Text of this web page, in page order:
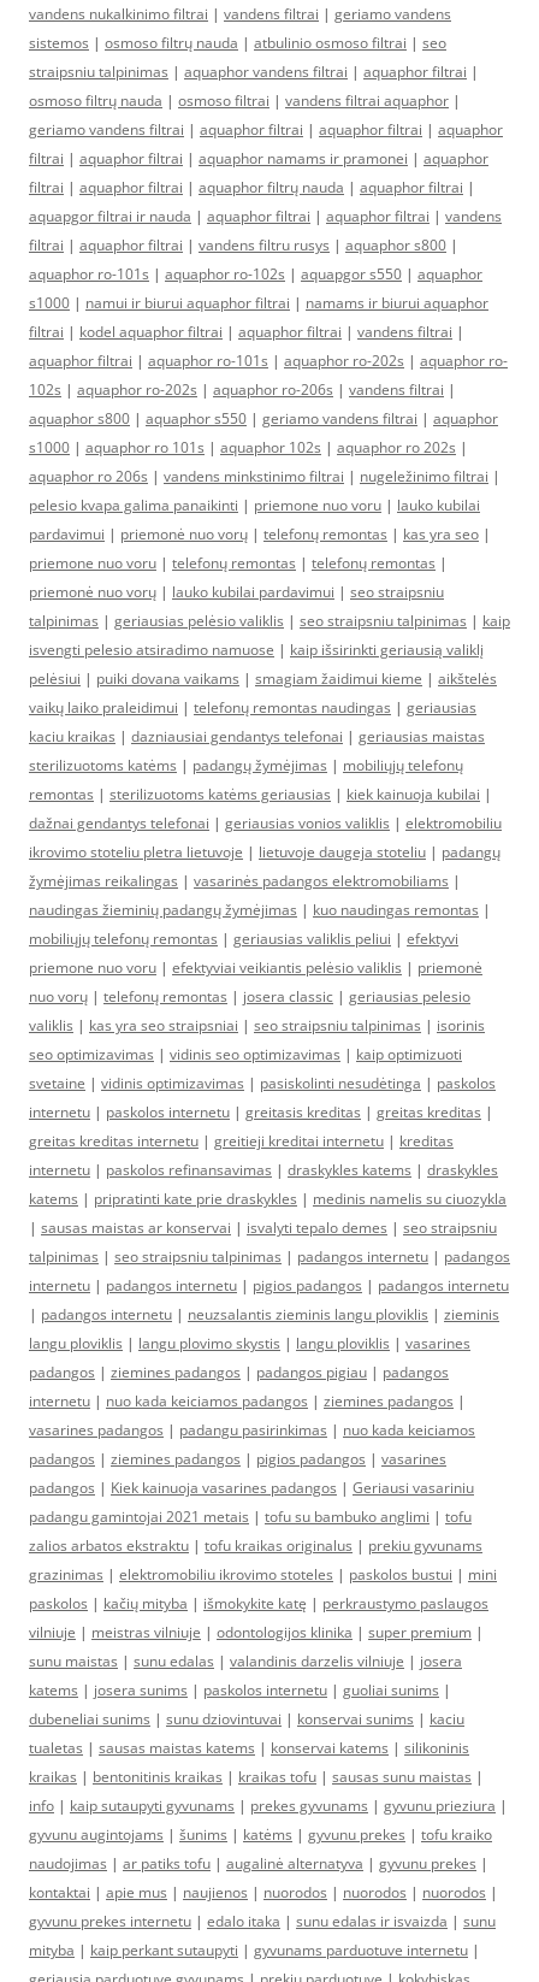
vandens nukalkinimo filtrai | vandens filtrai | geriamo vandens
sistemos | osmoso filtrų nauda | atbulinio osmoso filtrai | seo
straipsniu talpinimas | aquaphor vandens filtrai | aquaphor filtrai |
osmoso filtrų nauda | osmoso filtrai | vandens filtrai aquaphor |
geriamo vandens filtrai | aquaphor filtrai | aquaphor filtrai | aquaphor
filtrai | aquaphor filtrai | aquaphor namams ir pramonei | aquaphor
filtrai | aquaphor filtrai | aquaphor filtrų nauda | aquaphor filtrai |
aquapgor filtrai ir nauda | aquaphor filtrai | aquaphor filtrai | vandens
filtrai | aquaphor filtrai | vandens filtru rusys | aquaphor s800 |
aquaphor ro-101s | aquaphor ro-102s | aquapgor s550 | aquaphor
s1000 | namui ir biurui aquaphor filtrai | namams ir biurui aquaphor
filtrai | kodel aquaphor filtrai | aquaphor filtrai | vandens filtrai |
aquaphor filtrai | aquaphor ro-101s | aquaphor ro-202s | aquaphor ro-
102s | aquaphor ro-202s | aquaphor ro-206s | vandens filtrai |
aquaphor s800 | aquaphor s550 | geriamo vandens filtrai | aquaphor
s1000 | aquaphor ro 101s | aquaphor 102s | aquaphor ro 202s |
aquaphor ro 206s | vandens minkstinimo filtrai | nugeležinimo filtrai |
pelesio kvapa galima panaikinti | priemone nuo voru | lauko kubilai
pardavimui | priemonė nuo vorų | telefonų remontas | kas yra seo |
priemone nuo voru | telefonų remontas | telefonų remontas |
priemonė nuo vorų | lauko kubilai pardavimui | seo straipsniu
talpinimas | geriausias pelėsio valiklis | seo straipsniu talpinimas | kaip
isvengti pelesio atsiradimo namuose | kaip išsirinkti geriausią valiklį
pelėsiui | puiki dovana vaikams | smagiam žaidimui kieme | aikštelės
vaikų laiko praleidimui | telefonų remontas naudingas | geriausias
kaciu kraikas | dazniausiai gendantys telefonai | geriausias maistas
sterilizuotoms katėms | padangų žymėjimas | mobiliųjų telefonų
remontas | sterilizuotoms katėms geriausias | kiek kainuoja kubilai |
dažnai gendantys telefonai | geriausias vonios valiklis | elektromobiliu
ikrovimo stoteliu pletra lietuvoje | lietuvoje daugeja stoteliu | padangų
žymėjimas reikalingas | vasarinės padangos elektromobiliams |
naudingas žieminių padangų žymėjimas | kuo naudingas remontas |
mobiliųjų telefonų remontas | geriausias valiklis peliui | efektyvi
priemone nuo voru | efektyviai veikiantis pelėsio valiklis | priemonė
nuo vorų | telefonų remontas | josera classic | geriausias pelesio
valiklis | kas yra seo straipsniai | seo straipsniu talpinimas | isorinis
seo optimizavimas | vidinis seo optimizavimas | kaip optimizuoti
svetaine | vidinis optimizavimas | pasiskolinti nesudėtinga | paskolos
internetu | paskolos internetu | greitasis kreditas | greitas kreditas |
greitas kreditas internetu | greitieji kreditai internetu | kreditas
internetu | paskolos refinansavimas | draskykles katems | draskykles
katems | pripratinti kate prie draskykles | medinis namelis su ciuozykla
| sausas maistas ar konservai | isvalyti tepalo demes | seo straipsniu
talpinimas | seo straipsniu talpinimas | padangos internetu | padangos
internetu | padangos internetu | pigios padangos | padangos internetu
| padangos internetu | neuzsalantis zieminis langu ploviklis | zieminis
langu ploviklis | langu plovimo skystis | langu ploviklis | vasarines
padangos | ziemines padangos | padangos pigiau | padangos
internetu | nuo kada keiciamos padangos | ziemines padangos |
vasarines padangos | padangu pasirinkimas | nuo kada keiciamos
padangos | ziemines padangos | pigios padangos | vasarines
padangos | Kiek kainuoja vasarines padangos | Geriausi vasariniu
padangu gamintojai 2021 metais | tofu su bambuko anglimi | tofu
zalios arbatos ekstraktu | tofu kraikas originalus | prekiu gyvunams
grazinimas | elektromobiliu ikrovimo stoteles | paskolos bustui | mini
paskolos | kačių mityba | išmokykite katę | perkraustymo paslaugos
vilniuje | meistras vilniuje | odontologijos klinika | super premium |
sunu maistas | sunu edalas | valandinis darzelis vilniuje | josera
katems | josera sunims | paskolos internetu | guoliai sunims |
dubeneliai sunims | sunu dziovintuvai | konservai sunims | kaciu
tualetas | sausas maistas katems | konservai katems | silikoninis
kraikas | bentonitinis kraikas | kraikas tofu | sausas sunu maistas |
info | kaip sutaupyti gyvunams | prekes gyvunams | gyvunu prieziura |
gyvunu augintojams | šunims | katėms | gyvunu prekes | tofu kraiko
naudojimas | ar patiks tofu | augalinė alternatyva | gyvunu prekes |
kontaktai | apie mus | naujienos | nuorodos | nuorodos | nuorodos |
gyvunu prekes internetu | edalo itaka | sunu edalas ir isvaizda | sunu
mityba | kaip perkant sutaupyti | gyvunams parduotuve internetu |